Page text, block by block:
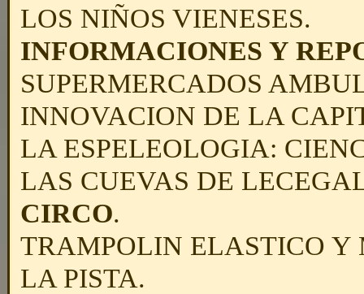
LOS NIÑOS VIENESES.
INFORMACIONES Y
SUPERMERCADOS
INNOVACION DE LA
LA ESPELEOLOGIA:
LAS CUEVAS DE
CIRCO.
TRAMPOLIN ELASTICO
LA PISTA.